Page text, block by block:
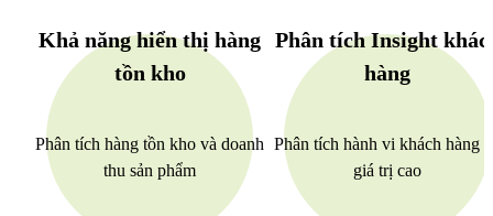
Khả năng hiển thị hàng
tồn kho
Phân tích hàng tồn kho và doanh
thu sản phẩm
Phân tích Insight
hàng
Phân tích hành vi khách hàng
giá trị cao